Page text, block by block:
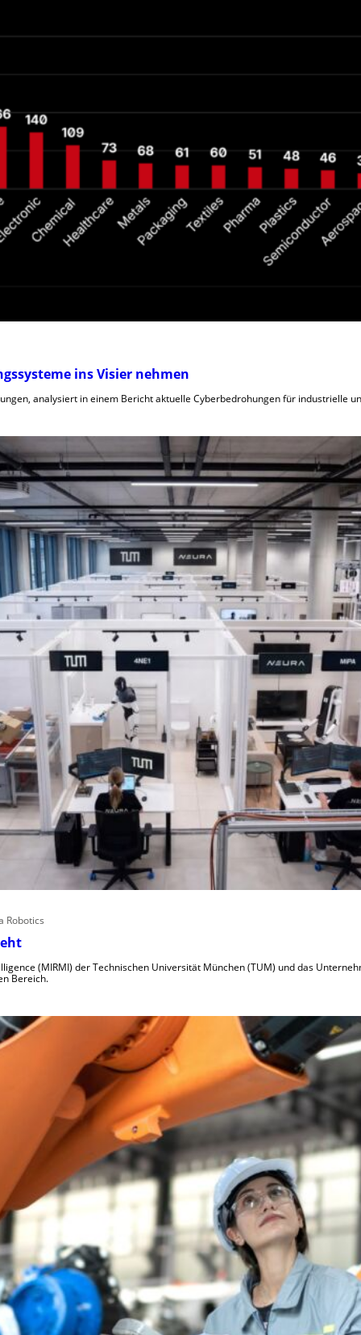
ins Visier nehmen
analysiert in einem Bericht aktuelle Cyberbedrohungen für industrielle
Robotics
(MIRMI) der Technischen Universität München (TUM) und das
Bereich.